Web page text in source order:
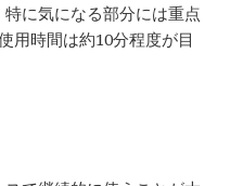
に気になる部分には重点
用時間は約10分程度が目